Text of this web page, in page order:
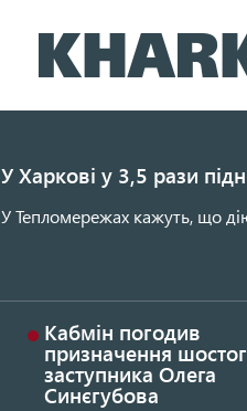
У Харкові у 3,5 рази
У Тепломережах кажуть, що
Кабмін погодив
призначення
заступника Олега
Синєгубова